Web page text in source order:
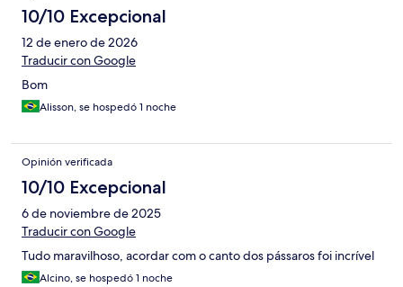
10/10 Excepcional
12 de enero de 2026
Traducir con Google
Bom
Alisson, se hospedó 1 noche
Opinión verificada
10/10 Excepcional
6 de noviembre de 2025
Traducir con Google
Tudo maravilhoso, acordar com o canto dos pássaros foi incrível
Alcino, se hospedó 1 noche